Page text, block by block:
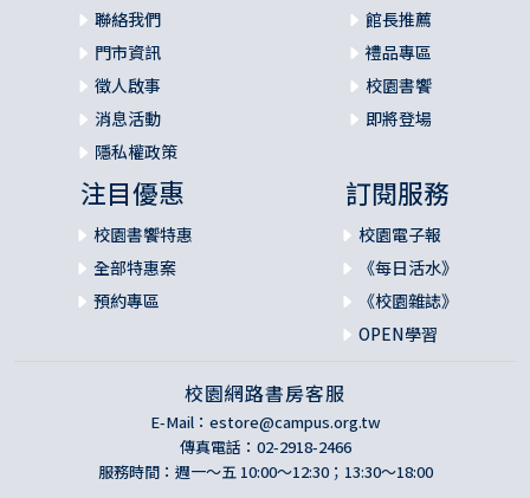
聯絡我們
門市資訊
徵人啟事
消息活動
隱私權政策
館長推薦
禮品專區
校園書饗
即將登場
注目優惠
校園書饗特惠
全部特惠案
預約專區
訂閱服務
校園電子報
《每日活水》
《校園雜誌》
OPEN學習
校園網路書房客服
E-Mail： estore@campus.org.tw
傳真電話：02-2918-2466
服務時間：週一～五 10:00～12:30；13:30～18:00